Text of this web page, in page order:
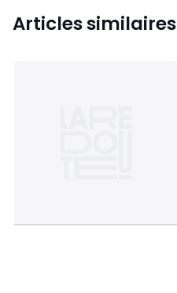
Articles similaires